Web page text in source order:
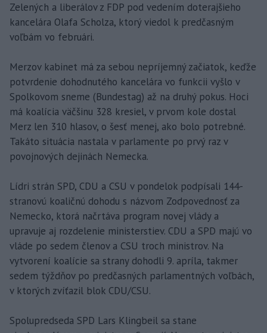
Zelených a liberálov z FDP pod vedením doterajšieho
kancelára Olafa Scholza, ktorý viedol k predčasným
voľbám vo februári.
Merzov kabinet má za sebou nepríjemný začiatok, keďže
potvrdenie dohodnutého kancelára vo funkcii vyšlo v
Spolkovom sneme (Bundestag) až na druhý pokus. Hoci
má koalícia väčšinu 328 kresiel, v prvom kole dostal
Merz len 310 hlasov, o šesť menej, ako bolo potrebné.
Takáto situácia nastala v parlamente po prvý raz v
povojnových dejinách Nemecka.
Lídri strán SPD, CDU a CSU v pondelok podpísali 144-
stranovú koaličnú dohodu s názvom Zodpovednosť za
Nemecko, ktorá načrtáva program novej vlády a
upravuje aj rozdelenie ministerstiev. CDU a SPD majú vo
vláde po sedem členov a CSU troch ministrov. Na
vytvorení koalície sa strany dohodli 9. apríla, takmer
sedem týždňov po predčasných parlamentných voľbách,
v ktorých zvíťazil blok CDU/CSU.
Spolupredseda SPD Lars Klingbeil sa stane